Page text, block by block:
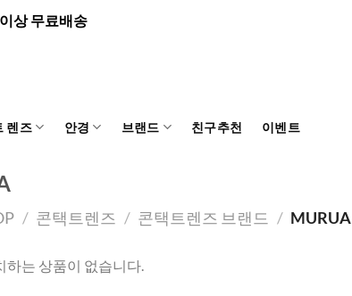
상 무료배송
렌즈 안경 브랜드 친구추천 이벤트
/ 콘택트렌즈 / 콘택트렌즈 브랜드 / MURUA
하는 상품이 없습니다.